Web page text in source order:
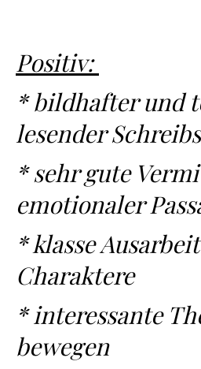
Positiv:
* bildhafter und
lesender
* sehr gute
emotionaler
* klasse
Charaktere
* interessante
bewegen